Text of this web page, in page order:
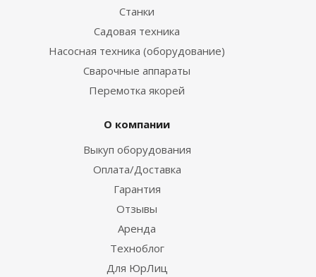
Станки
Садовая техника
Насосная техника (оборудование)
Сварочные аппараты
Перемотка якорей
О компании
Выкуп оборудования
Оплата/Доставка
Гарантия
Отзывы
Аренда
Техноблог
Для ЮрЛиц